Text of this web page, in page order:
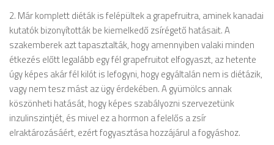
2. Már komplett diéták is felépültek a grapefruitra, aminek kanadai
kutatók bizonyították be kiemelkedő zsírégető hatásait. A
szakemberek azt tapasztalták, hogy amennyiben valaki minden
étkezés előtt legalább egy fél grapefruitot elfogyaszt, az hetente
úgy képes akár fél kilót is lefogyni, hogy egyáltalán nem is diétázik,
vagy nem tesz mást az ügy érdekében. A gyümölcs annak
köszönheti hatását, hogy képes szabályozni szervezetünk
inzulinszintjét, és mivel ez a hormon a felelős a zsír
elraktározásáért, ezért fogyasztása hozzájárul a fogyáshoz.